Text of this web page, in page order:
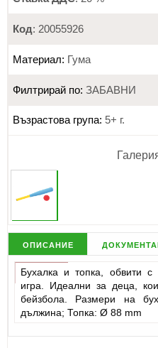
Код: 20055926
Материал: Гума
Филтрирай по: ЗАБАВНИ
Възрастова група: 5+ г.
описание
Бухалка и топка, обвити
игра. Идеални за деца,
бейзбола. Размери на
дължина; Топка: Ø 88 mm